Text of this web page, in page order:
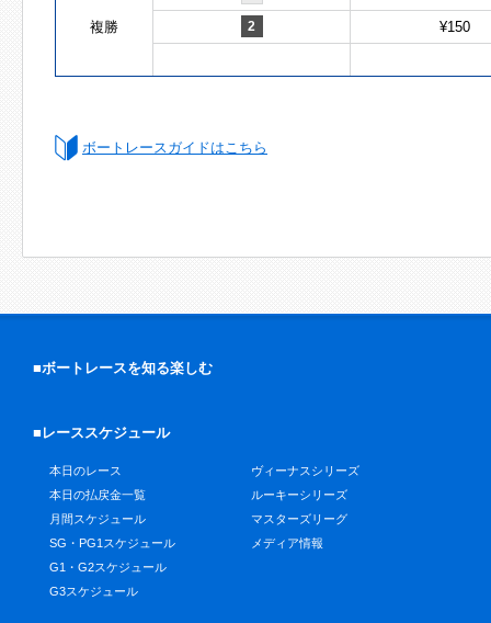
複勝 2 ¥150
ボートレースガイドはこちら
■ボートレースを知る楽しむ
■レーススケジュール
本日のレース
本日の払戻金一覧
月間スケジュール
SG・PG1スケジュール
G1・G2スケジュール
G3スケジュール
ヴィーナスシリーズ
ルーキーシリーズ
マスターズリーグ
メディア情報